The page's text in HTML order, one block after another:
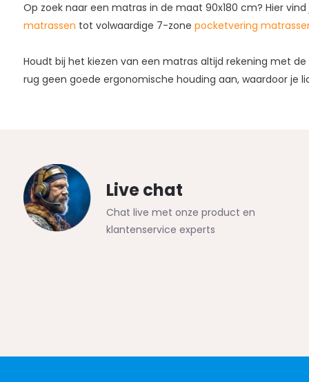
Op zoek naar een matras in de maat 90x180 cm? Hier
matrassen tot volwaardige 7-zone pocketvering
Houdt bij het kiezen van een matras altijd rekening met
rug geen goede ergonomische houding aan, waardoor je
Live chat
Chat live met onze product en
klantenservice experts